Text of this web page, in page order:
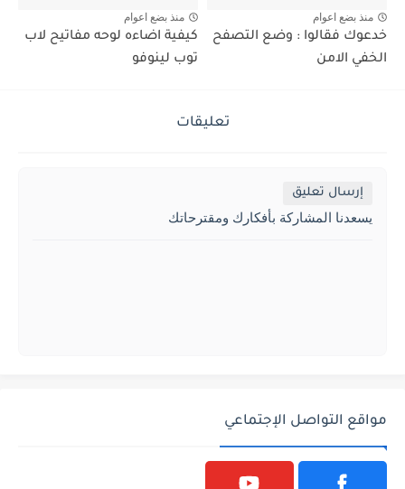
منذ بضع اعوام
خدعوك فقالوا : وضع التصفح
الخفي الامن
منذ بضع اعوام
كيفية اضاءه لوحه مفاتيح لاب
توب لينوفو
تعليقات
إرسال تعليق
يسعدنا المشاركة بأفكارك ومقترحاتك
مواقع التواصل الإجتماعي